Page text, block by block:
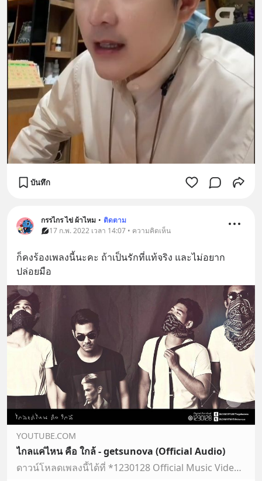
บันทึก
กรรไกร ไข่ ผ้าไหม • ติดตาม
17 ก.พ. 2022 เวลา 14:07 • ความคิดเห็น
ก็คงร้องเพลงนี้นะคะ ถ้าเป็นรักที่แท้จริง และไม่อยาก
ปล่อยมือ
YOUTUBE.COM
ไกลแค่ไหน คือ ใกล้ - getsunova (Official Audio)
ดาวน์โหลดเพลงนี้ได้ที่ *1230128 Official Music Video: http://www.youtube.com/watch?v=7i2ILcDlYU8 ติดตามพวกเค้าได้ใกล้ๆ ได้ที่ http://www.facebook.com/thegets...